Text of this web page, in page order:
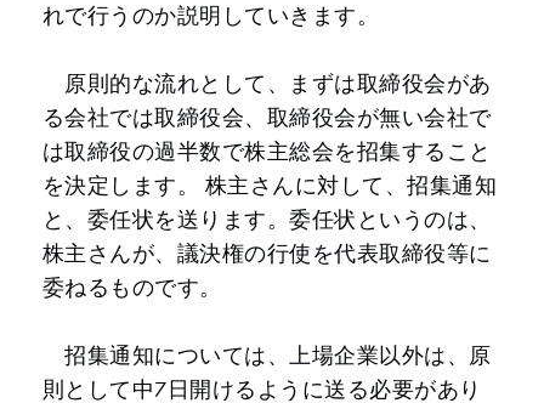
れで行うのか説明していきます。
原則的な流れとして、まずは取締役会があ
る会社では取締役会、取締役会が無い会社で
は取締役の過半数で株主総会を招集すること
を決定します。 株主さんに対して、招集通知
と、委任状を送ります。委任状というのは、
株主さんが、議決権の行使を代表取締役等に
委ねるものです。
招集通知については、上場企業以外は、原
則として中7日開けるように送る必要があり